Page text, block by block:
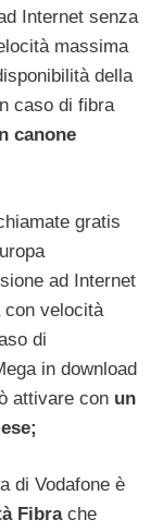
Internet senza
massima
della
caso di fibra
canone
gratis
ad Internet
velocità
di
in download
attivare con un
di Vodafone è
Fibrache